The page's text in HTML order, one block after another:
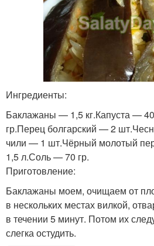
Ингредиенты:
Баклажаны — 1,5 кг.Капуста —
гр.Перец болгарский — 2
чили — 1 шт.Чёрный молотый
1,5 л.Соль — 70 гр.
Приготовление:
Баклажаны моем, очищаем от
в нескольких местах вилкой,
в течении 5 минут. Потом их
слегка остудить.